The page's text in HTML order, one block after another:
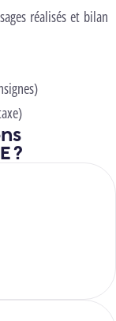
réalisés et bilan
?